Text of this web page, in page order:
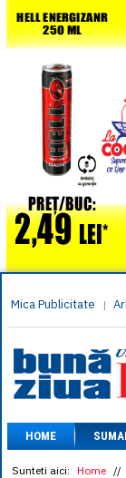
Mica Publicitate |
HOME
Sunteti aici: Home //